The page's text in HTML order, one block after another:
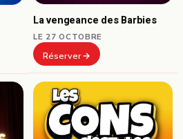
La vengeance des Barbies
LE 27 OCTOBRE
Réserver